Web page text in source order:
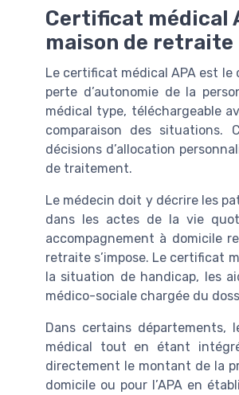
Certificat médical
maison de retraite
Le certificat médical APA est
perte d’autonomie de la
médical type, téléchargeable
comparaison des situations.
décisions d’allocation
de traitement.
Le médecin doit y décrire les
dans les actes de la vie
accompagnement à domicile
retraite s’impose. Le certificat
la situation de handicap, les
médico-sociale chargée du
Dans certains
médical tout en étant
directement le montant de la
domicile ou pour l’APA en